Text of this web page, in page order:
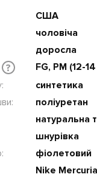
США
чоловіча
доросла
? FG, PM (12-
синтетика
поліуретан
натуральна
шнурівка
фіолетовий
Nike